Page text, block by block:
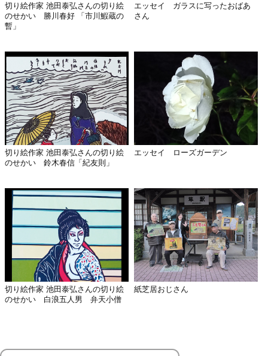
切り絵作家 池田泰弘さんの切り絵
のせかい 勝川春好 「市川鰕蔵の
暫」
エッセイ ガラスに写ったおばあ
さん
切り絵作家 池田泰弘さんの切り絵
のせかい 鈴木春信「紀友則」
エッセイ ローズガーデン
切り絵作家 池田泰弘さんの切り絵
のせかい 白浪五人男 弁天小僧
紙芝居おじさん